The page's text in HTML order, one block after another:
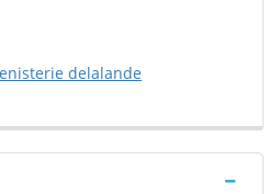
delalande